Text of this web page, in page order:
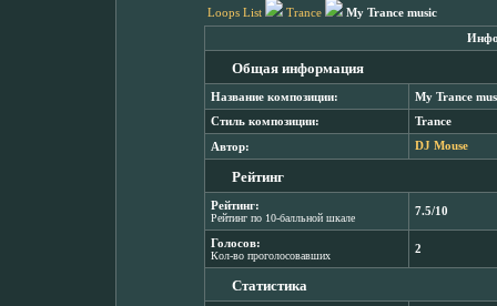
Loops List Trance My Trance music
Общая информация
Название композиции: My Trance
Стиль композиции: Trance
Автор: DJ Mouse
Рейтинг
Рейтинг:
Рейтинг по 10-балльной шкале
7.5/10
Голосов:
Кол-во проголосовавших
2
Статистика